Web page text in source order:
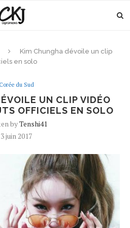
Kim Chungha dévoile un clip
en solo
Corée du Sud
UN CLIP VIDÉO
OFFICIELS EN SOLO
byTenshi41
3 juin 2017